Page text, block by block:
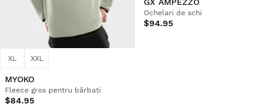
XL XXL
MYOKO
Fleece gros pentru bărbați
$84.95
GX AMPEZZO
Ochelari de schi
$94.95